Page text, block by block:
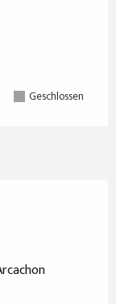
Geschlossen